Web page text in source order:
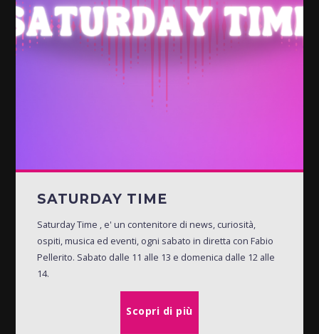
SATURDAY TIME
Saturday Time , e' un contenitore di news, curiosità,
ospiti, musica ed eventi, ogni sabato in diretta con Fabio
Pellerito. Sabato dalle 11 alle 13 e domenica dalle 12 alle
14.
Scopri di più